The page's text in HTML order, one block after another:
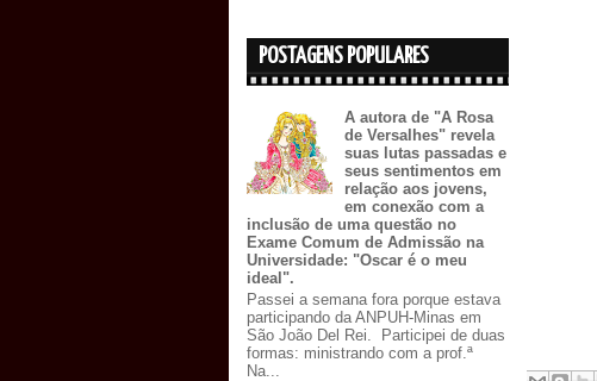
POSTAGENS POPULARES
A autora de "A Rosa
de Versalhes" revela
suas lutas passadas e
seus sentimentos em
relação aos jovens,
em conexão com a
inclusão de uma questão no
Exame Comum de Admissão na
Universidade: "Oscar é o meu
ideal".
Passei a semana fora porque estava
participando da ANPUH-Minas em
São João Del Rei. Participei de duas
formas: ministrando com a prof.ª
Na...